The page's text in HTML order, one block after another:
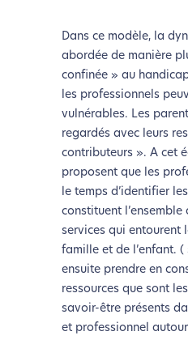
Dans ce modèle, la
abordée de manière
confinée » au
les professionnels
vulnérables. Les
regardés avec leurs
contributeurs ». A cet
proposent que les
le temps d’identifier
constituent l’ensemble
services qui entourent
famille et de l’enfant.
ensuite prendre en
ressources que sont
savoir-être présents
et professionnel